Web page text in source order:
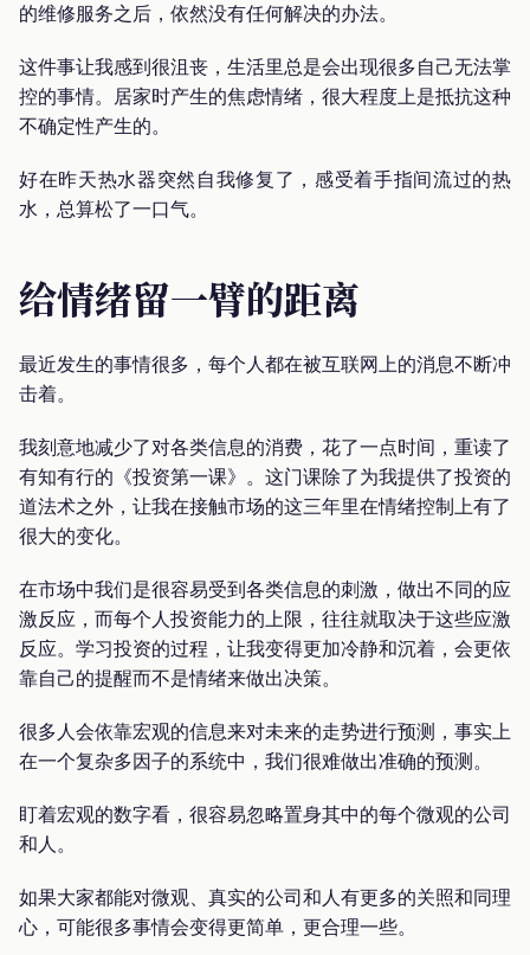
的维修服务之后，依然没有任何解决的办法。
这件事让我感到很沮丧，生活里总是会出现很多自己无法掌
控的事情。居家时产生的焦虑情绪，很大程度上是抵抗这种
不确定性产生的。
好在昨天热水器突然自我修复了，感受着手指间流过的热
水，总算松了一口气。
给情绪留一臂的距离
最近发生的事情很多，每个人都在被互联网上的消息不断冲
击着。
我刻意地减少了对各类信息的消费，花了一点时间，重读了
有知有行的《投资第一课》。这门课除了为我提供了投资的
道法术之外，让我在接触市场的这三年里在情绪控制上有了
很大的变化。
在市场中我们是很容易受到各类信息的刺激，做出不同的应
激反应，而每个人投资能力的上限，往往就取决于这些应激
反应。学习投资的过程，让我变得更加冷静和沉着，会更依
靠自己的提醒而不是情绪来做出决策。
很多人会依靠宏观的信息来对未来的走势进行预测，事实上
在一个复杂多因子的系统中，我们很难做出准确的预测。
盯着宏观的数字看，很容易忽略置身其中的每个微观的公司
和人。
如果大家都能对微观、真实的公司和人有更多的关照和同理
心，可能很多事情会变得更简单，更合理一些。